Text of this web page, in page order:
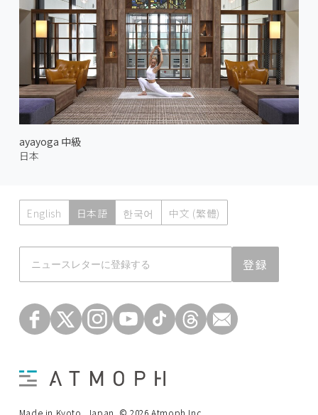
ayayoga 中級
日本
English 日本語 한국어 中文 (繁體)
登録